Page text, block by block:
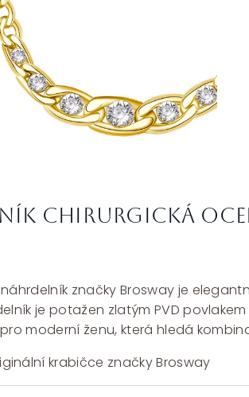
chirurgická ocel
značky Brosway je
je potažen zlatým PVD
moderní ženu, která hledá
krabičce značky Brosway